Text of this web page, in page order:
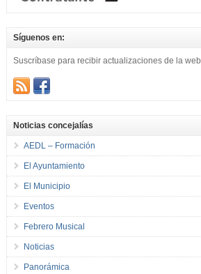
Síguenos en:
Suscríbase para recibir actualizaciones de la web
Noticias concejalías
AEDL – Formación
El Ayuntamiento
El Municipio
Eventos
Febrero Musical
Noticias
Panorámica